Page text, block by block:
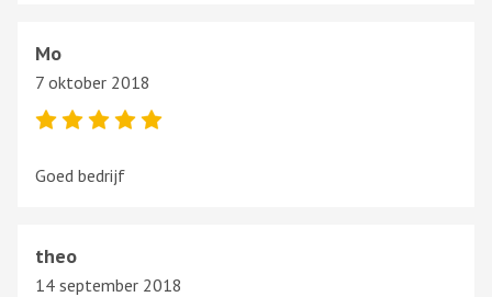
Mo
7 oktober 2018
Goed bedrijf
theo
14 september 2018